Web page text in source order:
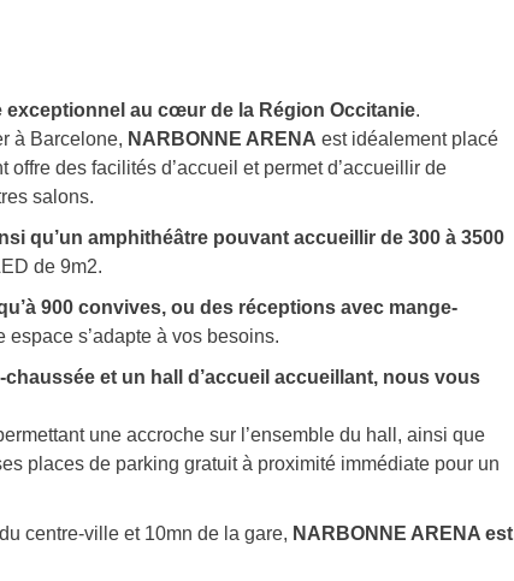
au cœur de la Région Occitanie.
à Barcelone, NARBONNE ARENA est idéalement placé
des facilités d’accueil et permet d’accueillir de
salons.
qu’un amphithéâtre pouvant accueillir de 300 à 3500
de 9m2.
900 convives, ou des réceptions avec mange-
espace s’adapte à vos besoins.
et un hall d’accueil accueillant, nous vous
une accroche sur l’ensemble du hall, ainsi que
places de parking gratuit à proximité immédiate pour un
centre-ville et 10mn de la gare, NARBONNE ARENA est